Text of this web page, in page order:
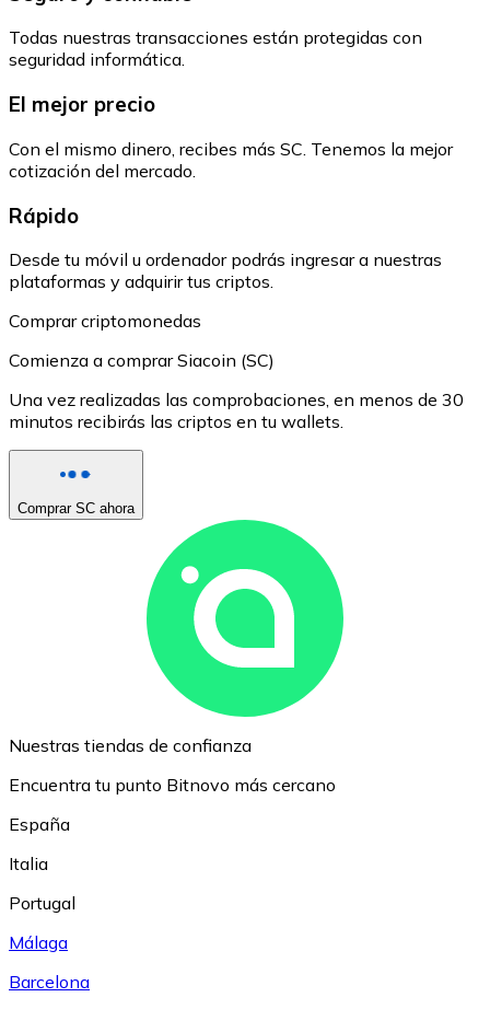
Todas nuestras transacciones están protegidas con
seguridad informática.
El mejor precio
Con el mismo dinero, recibes más SC. Tenemos la mejor
cotización del mercado.
Rápido
Desde tu móvil u ordenador podrás ingresar a nuestras
plataformas y adquirir tus criptos.
Comprar criptomonedas
Comienza a comprar Siacoin (SC)
Una vez realizadas las comprobaciones, en menos de 30
minutos recibirás las criptos en tu wallets.
Comprar SC ahora
Nuestras tiendas de confianza
Encuentra tu punto Bitnovo más cercano
España
Italia
Portugal
Málaga
Barcelona